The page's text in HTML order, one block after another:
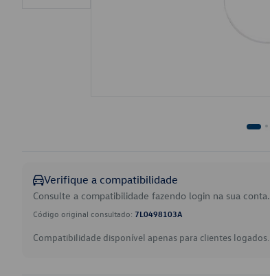
Verifique a compatibilidade
Consulte a compatibilidade fazendo login na sua conta.
Código original consultado: 7L0498103A
Compatibilidade disponível apenas para clientes logados.